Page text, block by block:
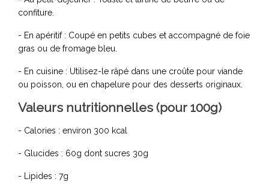
confiture.
- En apéritif : Coupé en petits cubes et accompagné de foie
gras ou de fromage bleu.
- En cuisine : Utilisez-le râpé dans une croûte pour viande
ou poisson, ou en chapelure pour des desserts originaux.
Valeurs nutritionnelles (pour 100g)
- Calories : environ 300 kcal
- Glucides : 60g dont sucres 30g
- Lipides : 7g